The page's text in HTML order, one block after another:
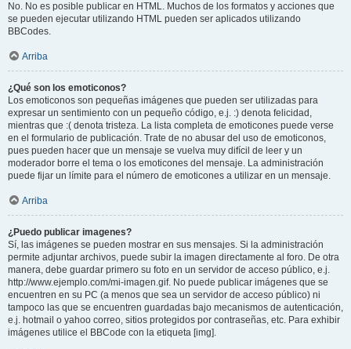
No. No es posible publicar en HTML. Muchos de los formatos y acciones que
se pueden ejecutar utilizando HTML pueden ser aplicados utilizando
BBCodes.
Arriba
¿Qué son los emoticonos?
Los emoticonos son pequeñas imágenes que pueden ser utilizadas para
expresar un sentimiento con un pequeño código, e.j. :) denota felicidad,
mientras que :( denota tristeza. La lista completa de emoticones puede verse
en el formulario de publicación. Trate de no abusar del uso de emoticonos,
pues pueden hacer que un mensaje se vuelva muy difícil de leer y un
moderador borre el tema o los emoticones del mensaje. La administración
puede fijar un límite para el número de emoticones a utilizar en un mensaje.
Arriba
¿Puedo publicar imagenes?
Sí, las imágenes se pueden mostrar en sus mensajes. Si la administración
permite adjuntar archivos, puede subir la imagen directamente al foro. De otra
manera, debe guardar primero su foto en un servidor de acceso público, e.j.
http://www.ejemplo.com/mi-imagen.gif. No puede publicar imágenes que se
encuentren en su PC (a menos que sea un servidor de acceso público) ni
tampoco las que se encuentren guardadas bajo mecanismos de autenticación,
e.j. hotmail o yahoo correo, sitios protegidos por contraseñas, etc. Para exhibir
imágenes utilice el BBCode con la etiqueta [img].